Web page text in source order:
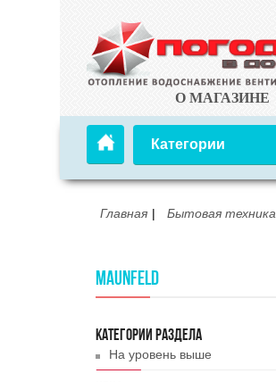
О МАГАЗИНЕ
Категории
Главная Бытовая техника
MAUNFELD
КАТЕГОРИИ РАЗДЕЛА
На уровень выше